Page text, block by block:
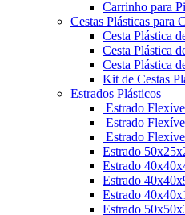
Carrinho para
Cestas Plásticas para
Cesta Plástica
Cesta Plástica
Cesta Plástica
Kit de Cestas
Estrados Plásticos
Estrado
Estrado
Estrado
Estrado
Estrado
Estrado
Estrado
Estrado